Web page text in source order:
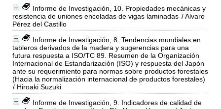
Informe de Investigación, 10. Propiedades mecánicas y
resistencia de uniones encoladas de vigas laminadas / Alvaro
Pérez del Castillo
Informe de Investigación, 8. Tendencias mundiales en
tableros derivados de la madera y sugerencias para una
futura respuesta a ISO/TC 89. Resumen de la Organización
Internacional de Estandarización (ISO) y respuesta del Japón
ante su requerimiento para normas sobre productos forestales
(Hacia la normalización internacional de productos forestales)
/ Hiroaki Suzuki
Informe de Investigación, 9. Indicadores de calidad de